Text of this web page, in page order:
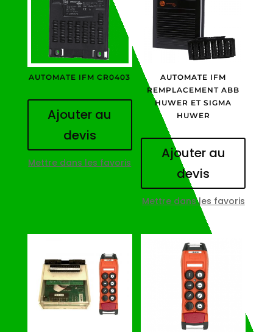
AUTOMATE IFM CR0403
Ajouter au
devis
Mettre dans les favoris
AUTOMATE IFM
REMPLACEMENT ABB
HUWER ET SIGMA
HUWER
Ajouter au
devis
Mettre dans les favoris